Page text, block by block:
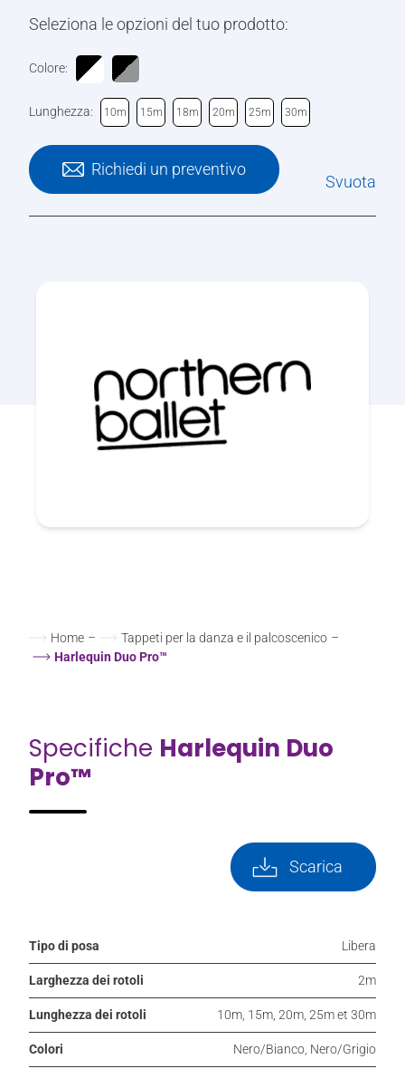
Seleziona le opzioni del tuo prodotto:
Colore:
Lunghezza: 10m 15m 18m 20m 25m 30m
Richiedi un preventivo
Svuota
Home – Tappeti per la danza e il palcoscenico –
Harlequin Duo Pro™
Specifiche Harlequin Duo
Pro™
Scarica
Tipo di posa Libera
Larghezza dei rotoli 2m
Lunghezza dei rotoli 10m, 15m, 20m, 25m et 30m
Colori Nero/Bianco, Nero/Grigio